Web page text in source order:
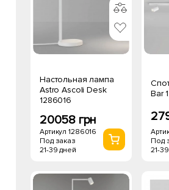
Настольная лампа
Astro Ascoli Desk
1286016
20058 грн
Артикул 1286016
Под заказ
21-39 дней
Bar
Под
21-